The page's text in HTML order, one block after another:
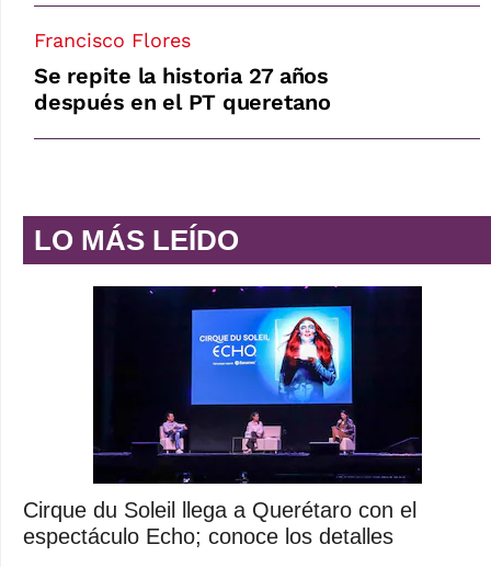
Francisco Flores
Se repite la historia 27 años
después en el PT queretano
LO MÁS LEÍDO
Cirque du Soleil llega a Querétaro con el
espectáculo Echo; conoce los detalles